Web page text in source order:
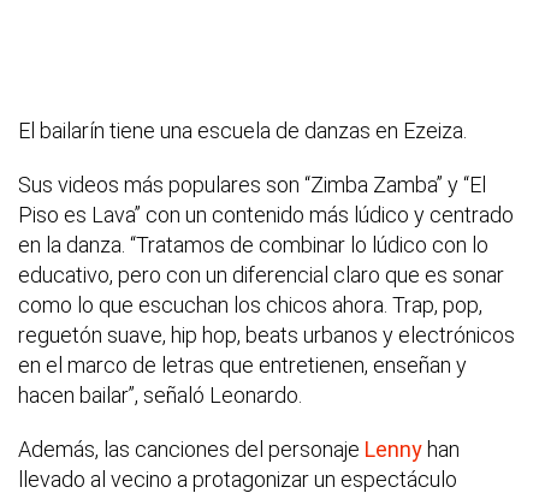
El bailarín tiene una escuela de danzas en Ezeiza.
Sus videos más populares son “Zimba Zamba” y “El
Piso es Lava” con un contenido más lúdico y centrado
en la danza. “Tratamos de combinar lo lúdico con lo
educativo, pero con un diferencial claro que es sonar
como lo que escuchan los chicos ahora. Trap, pop,
reguetón suave, hip hop, beats urbanos y electrónicos
en el marco de letras que entretienen, enseñan y
hacen bailar”, señaló Leonardo.
Además, las canciones del personaje Lennyhan
llevado al vecino a protagonizar un espectáculo